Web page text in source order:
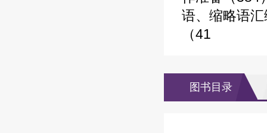
语、缩略语
（41
图书目录